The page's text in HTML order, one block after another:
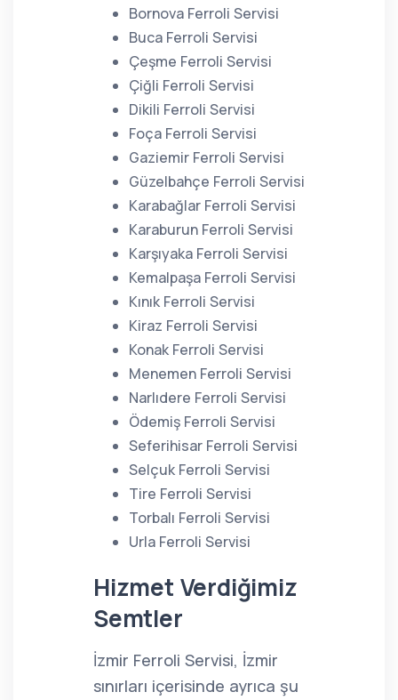
Bornova Ferroli Servisi
Buca Ferroli Servisi
Çeşme Ferroli Servisi
Çiğli Ferroli Servisi
Dikili Ferroli Servisi
Foça Ferroli Servisi
Gaziemir Ferroli Servisi
Güzelbahçe Ferroli Servisi
Karabağlar Ferroli Servisi
Karaburun Ferroli Servisi
Karşıyaka Ferroli Servisi
Kemalpaşa Ferroli Servisi
Kınık Ferroli Servisi
Kiraz Ferroli Servisi
Konak Ferroli Servisi
Menemen Ferroli Servisi
Narlıdere Ferroli Servisi
Ödemiş Ferroli Servisi
Seferihisar Ferroli Servisi
Selçuk Ferroli Servisi
Tire Ferroli Servisi
Torbalı Ferroli Servisi
Urla Ferroli Servisi
Hizmet Verdiğimiz
Semtler
İzmir Ferroli Servisi, İzmir
sınırları içerisinde ayrıca şu